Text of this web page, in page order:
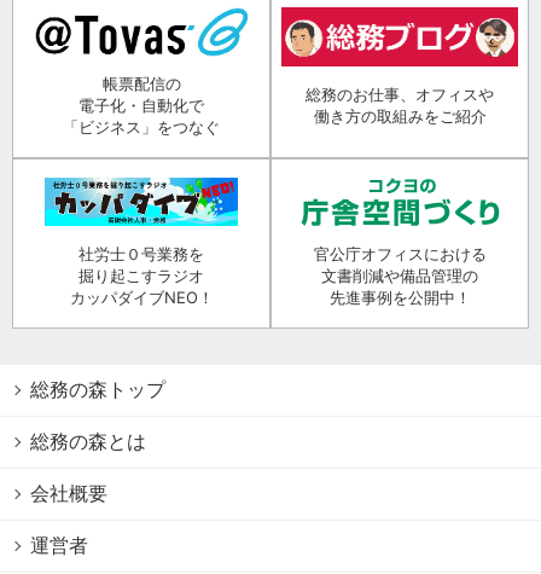
帳票配信の
電子化・自動化で
「ビジネス」をつなぐ
総務のお仕事、オフィスや
働き方の取組みをご紹介
社労士０号業務を
掘り起こすラジオ
カッパダイブNEO！
官公庁オフィスにおける
文書削減や備品管理の
先進事例を公開中！
総務の森トップ
総務の森とは
会社概要
運営者